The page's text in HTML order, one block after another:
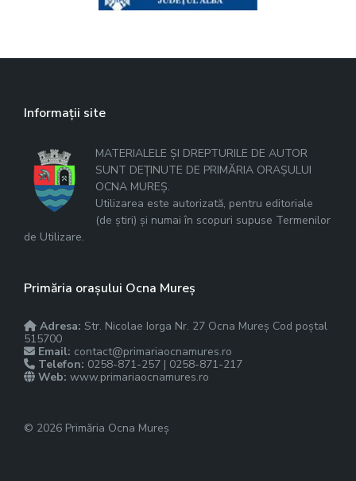
Informații site
MATERIALELE ȘI DREPTURILE DE AUTOR
SUNT DEȚINUTE DE PRIMĂRIA ORAȘULUI
OCNA MUREȘ.
Utilizarea este autorizată, pentru editoriale
(de știri) și numai în scopuri supuse Termenilor
de Utilizare.
Primăria orașului Ocna Mureș
Adresa: Str. Nicolae Iorga Nr. 27 Ocna Mureș Cod poștal
515700
Email: contact@primariaocnamures.ro
Telefon: 0258-871-257 | 0258-871-217
Web: www.primariaocnamures.ro
© 2026 Primăria Ocna Mureș